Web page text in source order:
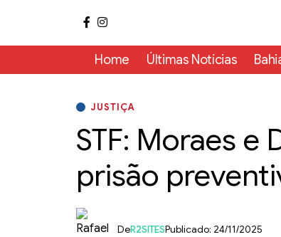
Home Últimas Notícias
JUSTIÇA
STF: Moraes
prisão
DeR2SITESPublicado: 24/11/2025